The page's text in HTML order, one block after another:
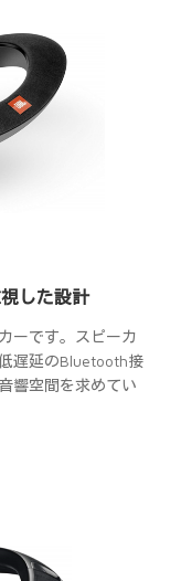
した設計
ーです。スピーカ
遅延のBluetooth接
響空間を求めてい